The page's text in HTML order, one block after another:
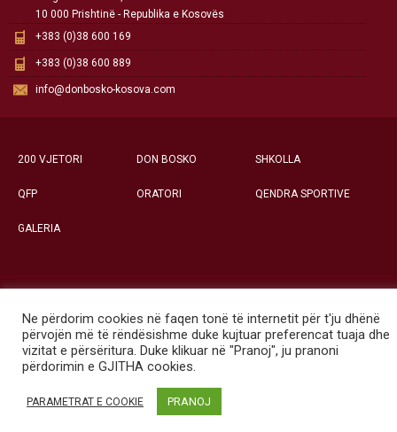
10 000 Prishtinë - Republika e Kosovës
+383 (0)38 600 169
+383 (0)38 600 889
info@donbosko-kosova.com
200 VJETORI DON BOSKO SHKOLLA
QFP ORATORI QENDRA SPORTIVE
GALERIA
Qendra Social-Edukative «Don Bosko» - Prishtinë
Ne përdorim cookies në faqen tonë të internetit për t'ju dhënë
përvojën më të rëndësishme duke kujtuar preferencat tuaja dhe
vizitat e përsëritura. Duke klikuar në "Pranoj", ju pranoni
përdorimin e GJITHA cookies.
PARAMETRAT E COOKIE PRANOJ